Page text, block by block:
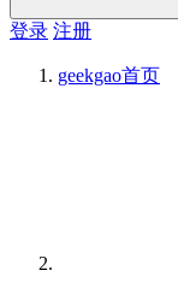
登录 注册
geekgao首页